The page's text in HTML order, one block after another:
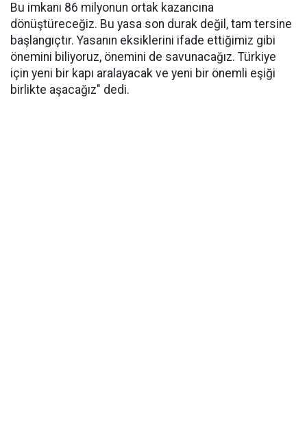
Bu imkanı 86 milyonun ortak kazancına
dönüştüreceğiz. Bu yasa son durak değil, tam tersine
başlangıçtır. Yasanın eksiklerini ifade ettiğimiz gibi
önemini biliyoruz, önemini de savunacağız. Türkiye
için yeni bir kapı aralayacak ve yeni bir önemli eşiği
birlikte aşacağız" dedi.